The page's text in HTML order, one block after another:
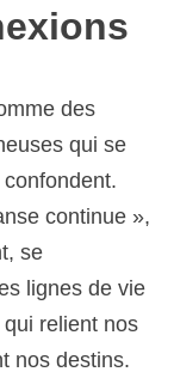
des
qui se
continue »,
se
lignes de vie
relient nos
nos destins.